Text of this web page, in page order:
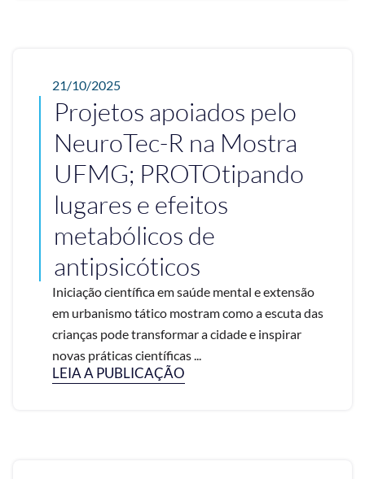
21/10/2025
Projetos apoiados pelo
NeuroTec-R na Mostra
UFMG; PROTOtipando
lugares e efeitos
metabólicos de
antipsicóticos
Iniciação científica em saúde mental e extensão
em urbanismo tático mostram como a escuta das
crianças pode transformar a cidade e inspirar
novas práticas científicas ...
LEIA A PUBLICAÇÃO